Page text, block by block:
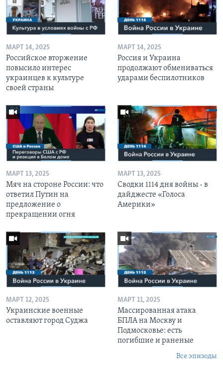
МАРТ 14, 2025
Российское вторжение
повысило интерес
украинцев к культуре
своей страны
МАРТ 14, 2025
Россия и Украина
продолжают обмениваться
ударами беспилотников
МАРТ 13, 2025
Мяч на стороне России: что
ответил Путин на
предложение о
прекращении огня
МАРТ 13, 2025
Сводки 1114 дня войны - в
дайджесте «Голоса
Америки»
МАРТ 12, 2025
Украинские военные
оставляют город Суджа
МАРТ 11, 2025
Массированная атака
БПЛА на Москву и
Подмосковье: есть
погибшие и раненые
Все эпизоды